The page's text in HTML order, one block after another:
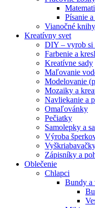
Písanie
Vianočné knihy
Kreatívny svet
DIY – vyrob si
Farbenie a
Kreatívne sady
Maľovanie
Modelovanie
Mozaiky a
Navliekanie a
Omaľovánky
Pečiatky
Samolepky a
Výroba
Zápisníky a
Oblečenie
Chlapci
Bundy a